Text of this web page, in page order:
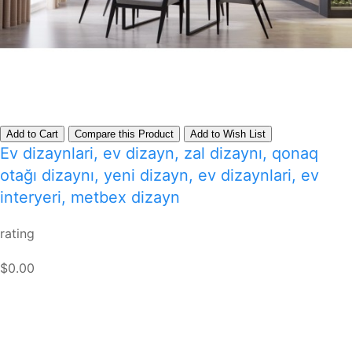
Add to Cart Compare this Product Add to Wish List
Ev dizaynlari, ev dizayn, zal dizaynı, qonaq
otağı dizaynı, yeni dizayn, ev dizaynlari, ev
interyeri, metbex dizayn
rating
$0.00